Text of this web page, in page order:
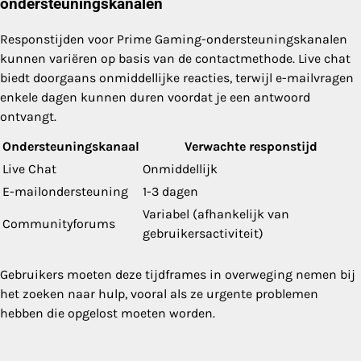
ondersteuningskanalen
Responstijden voor Prime Gaming-ondersteuningskanalen
kunnen variëren op basis van de contactmethode. Live chat
biedt doorgaans onmiddellijke reacties, terwijl e-mailvragen
enkele dagen kunnen duren voordat je een antwoord
ontvangt.
Ondersteuningskanaal
Verwachte responstijd
Live Chat
Onmiddellijk
E-mailondersteuning
1-3 dagen
Communityforums
Variabel (afhankelijk van
gebruikersactiviteit)
Gebruikers moeten deze tijdframes in overweging nemen bij
het zoeken naar hulp, vooral als ze urgente problemen
hebben die opgelost moeten worden.